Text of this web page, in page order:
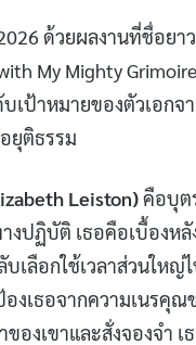
ด้วยผลงานที่ชื่อยา
My Mighty
เป้าหมายของตัวเอก
ยุติธรรม
Leiston)คือบุต
งปฏิบัติ เธอคือเบื้อง
เลือกใช้เวลาส่วนให
งเธอจากความเนรคุ
องเขาและสั่งจองจำ